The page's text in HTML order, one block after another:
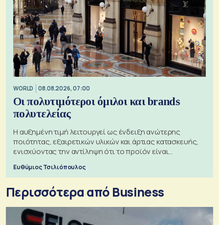
WORLD 08.08.2026, 07:00
Οι πολυτιμότεροι όμιλοι και brands
πολυτελείας
Η αυξημένη τιμή λειτουργεί ως ένδειξη ανώτερης
ποιότητας, εξαιρετικών υλικών και άρτιας κατασκευής,
ενισχύοντας την αντίληψη ότι το προϊόν είναι
Ευθύμιος Τσιλιόπουλος
Περισσότερα από Business